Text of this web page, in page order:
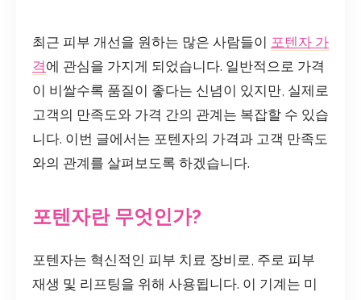
최근 피부 개선을 원하는 많은 사람들이 포텐자 가
격에 관심을 가지게 되었습니다. 일반적으로 가격
이 비쌀수록 품질이 좋다는 신념이 있지만, 실제로
고객의 만족도와 가격 간의 관계는 복잡할 수 있습
니다. 이번 글에서는 포텐자의 가격과 고객 만족도
와의 관계를 살펴보도록 하겠습니다.
포텐자란 무엇인가?
포텐자는 혁신적인 피부 치료 장비로, 주로 피부
재생 및 리프팅을 위해 사용됩니다. 이 기계는 미